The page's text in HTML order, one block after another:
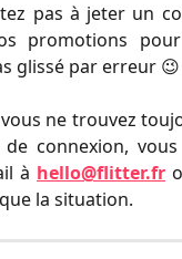
pas à jeter un
promotions
glissé par erreur 😉
ne trouvez
connexion,
à hello@flitter.fr
la situation.